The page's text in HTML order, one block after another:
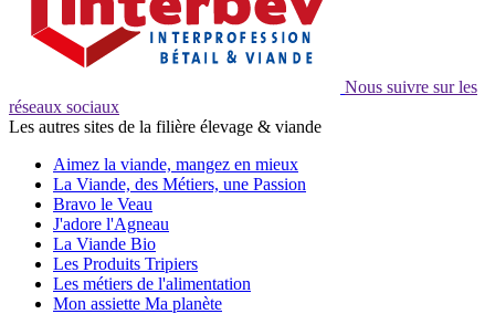
Nous suivre sur les
réseaux sociaux
Les autres sites de la filière élevage & viande
Aimez la viande, mangez en mieux
La Viande, des Métiers, une Passion
Bravo le Veau
J'adore l'Agneau
La Viande Bio
Les Produits Tripiers
Les métiers de l'alimentation
Mon assiette Ma planète